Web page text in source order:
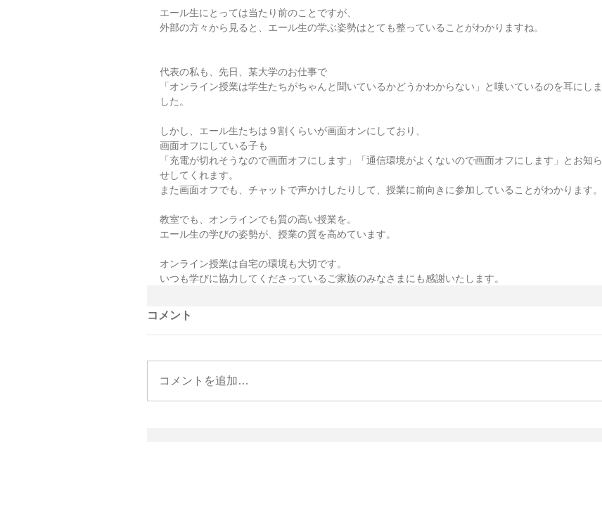
エール生にとっては当たり前のことですが、
外部の方々から見ると、エール生の学ぶ姿勢はとても整っていることがわかりますね。
代表の私も、先日、某大学のお仕事で
「オンライン授業は学生たちがちゃんと聞いているかどうかわからない」と嘆いているのを耳にしま
した。
しかし、エール生たちは９割くらいが画面オンにしており、
画面オフにしている子も
「充電が切れそうなので画面オフにします」「通信環境がよくないので画面オフにします」とお知ら
せしてくれます。
また画面オフでも、チャットで声かけしたりして、授業に前向きに参加していることがわかります。
教室でも、オンラインでも質の高い授業を。
エール生の学びの姿勢が、授業の質を高めています。
オンライン授業は自宅の環境も大切です。
いつも学びに協力してくださっているご家族のみなさまにも感謝いたします。
コメント
コメントを追加…